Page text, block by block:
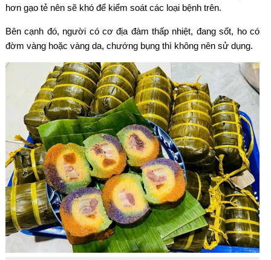
hơn gạo tẻ nên sẽ khó để kiểm soát các loại bệnh trên.
Bên cạnh đó, người có cơ địa đàm thấp nhiệt, đang sốt, ho có
đờm vàng hoặc vàng da, chướng bụng thì không nên sử dụng.